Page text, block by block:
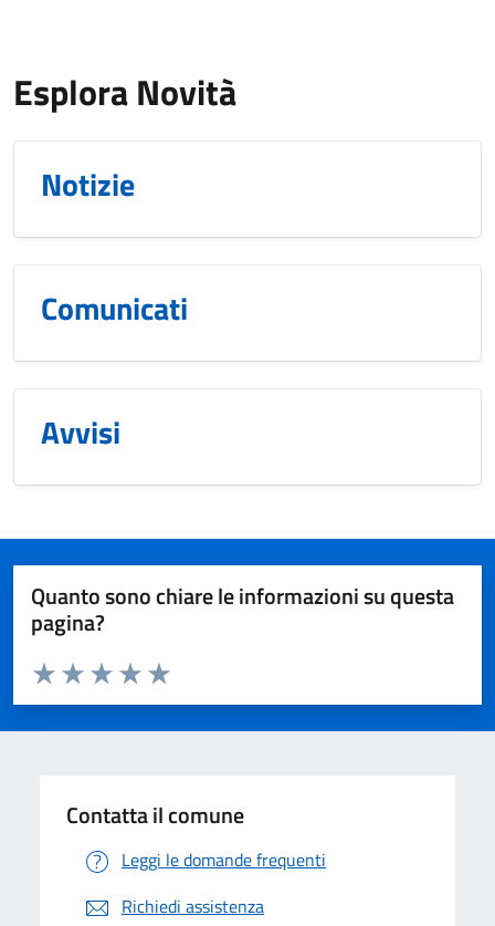
Esplora Novità
Notizie
Comunicati
Avvisi
Quanto sono chiare le informazioni su questa
pagina?
Valuta da 1 a 5 stelle la pagina
Valuta 5 stelle su 5
Valuta 4 stelle su 5
Valuta 3 stelle su 5
Valuta 2 stelle su 5
Valuta 1 stelle su 5
Contatta il comune
Leggi le domande frequenti
Richiedi assistenza